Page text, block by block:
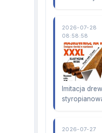
2026-07-28
08:58:58
Imitacja
2026-07-27